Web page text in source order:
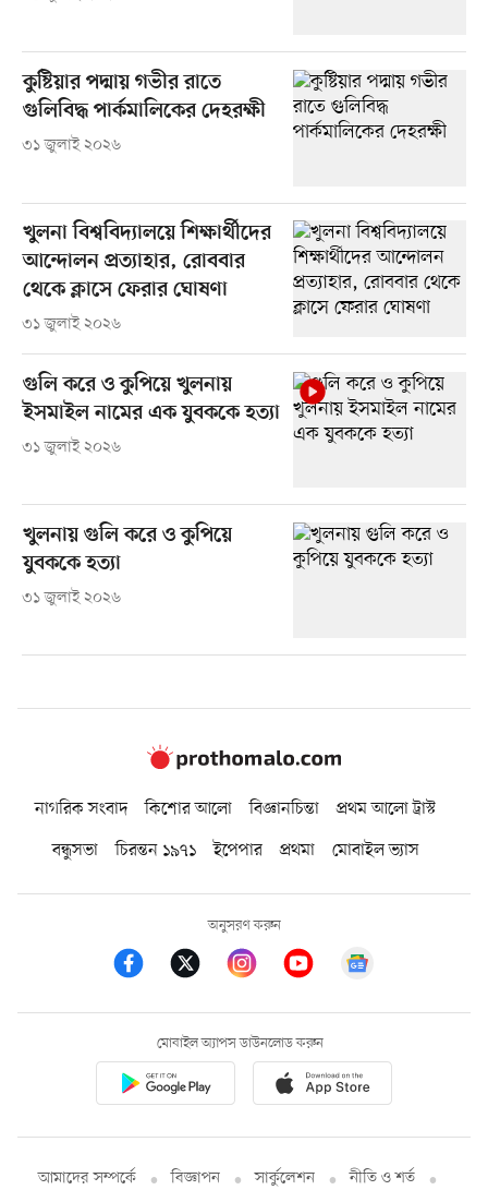
কুষ্টিয়ার পদ্মায় গভীর রাতে
গুলিবিদ্ধ পার্কমালিকের দেহরক্ষী
৩১ জুলাই ২০২৬
খুলনা বিশ্ববিদ্যালয়ে শিক্ষার্থীদের
আন্দোলন প্রত্যাহার, রোববার
থেকে ক্লাসে ফেরার ঘোষণা
৩১ জুলাই ২০২৬
গুলি করে ও কুপিয়ে খুলনায়
ইসমাইল নামের এক যুবককে হত্যা
৩১ জুলাই ২০২৬
খুলনায় গুলি করে ও কুপিয়ে
যুবককে হত্যা
৩১ জুলাই ২০২৬
নাগরিক সংবাদ কিশোর আলো বিজ্ঞানচিন্তা
প্রথম আলো ট্রাস্ট
বন্ধুসভা
চিরন্তন ১৯৭১ ইপেপার প্রথমা মোবাইল ভ্যাস
অনুসরণ করুন
মোবাইল অ্যাপস ডাউনলোড করুন
আমাদের সম্পর্কে বিজ্ঞাপন সার্কুলেশন নীতি ও শর্ত